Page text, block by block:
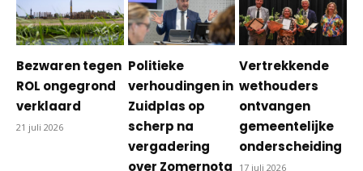
Bezwaren tegen
ROL ongegrond
verklaard
21 juli 2026
Politieke
verhoudingen in
Zuidplas op
scherp na
vergadering
over Zomernota
Vertrekkende
wethouders
ontvangen
gemeentelijke
onderscheiding
17 juli 2026